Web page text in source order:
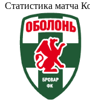
Статистика матча